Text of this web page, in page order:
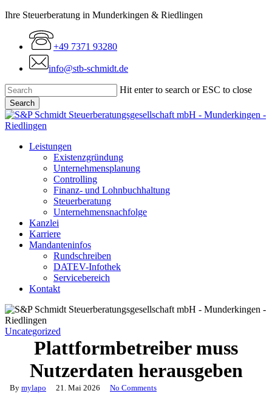
Skip
content
Ihre Steuerberatung in Munderkingen & Riedlingen
+49 7371 93280
info@stb-schmidt.de
Hit enter to search or ESC to close
Search
Close
Search
Menu
Leistungen
Existenzgründung
Unternehmensplanung
Controlling
Finanz- und Lohnbuchhaltung
Steuerberatung
Unternehmensnachfolge
Kanzlei
Karriere
Mandanteninfos
Rundschreiben
DATEV-Infothek
Servicebereich
Kontakt
Uncategorized
Plattformbetreiber muss
Nutzerdaten herausgeben
By mylapo 21. Mai 2026 No Comments